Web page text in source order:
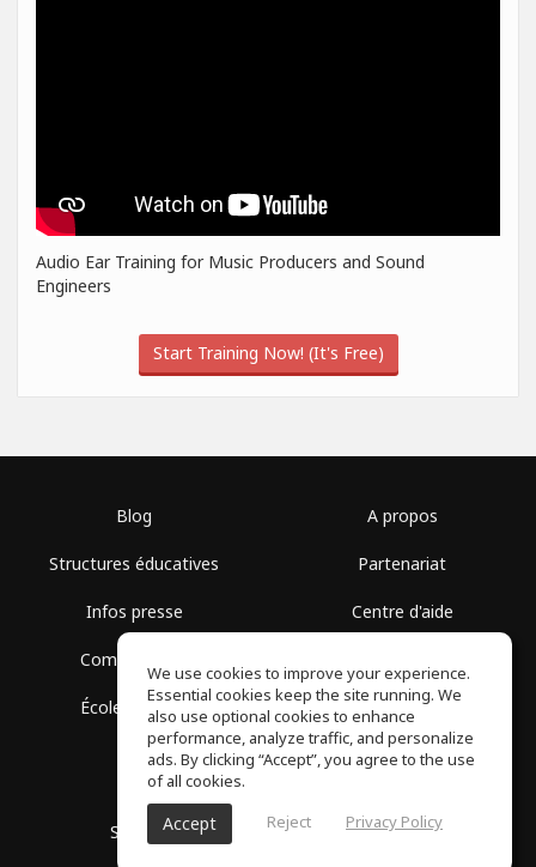
Audio Ear Training for Music Producers and Sound
Engineers
Start Training Now! (It's Free)
Blog
Structures éducatives
Infos presse
Communauté
École gratuite
A propos
Partenariat
Centre d'aide
Politique de confidentialité
SoundGym, Tous droits réservés © 2026
We use cookies to improve your experience.
Essential cookies keep the site running. We
also use optional cookies to enhance
performance, analyze traffic, and personalize
ads. By clicking “Accept”, you agree to the use
of all cookies.
Accept Reject Privacy Policy